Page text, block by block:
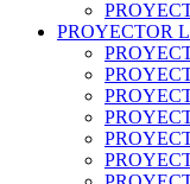
PROYECTOR